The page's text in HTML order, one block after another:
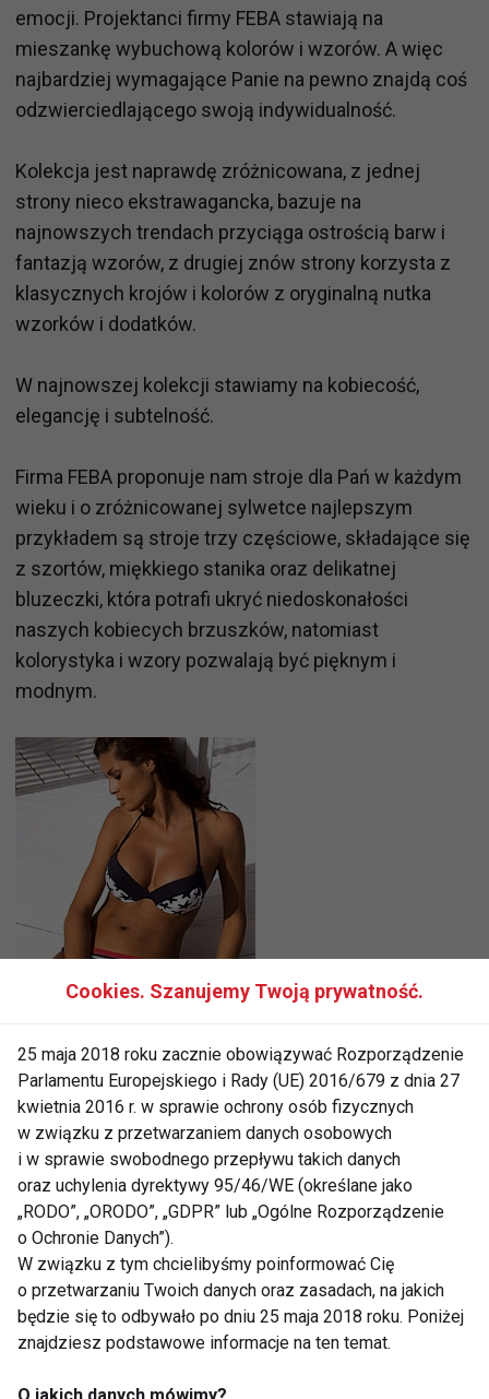
emocji. Projektanci firmy FEBA stawiają na
mieszankę wybuchową kolorów i wzorów. A więc
najbardziej wymagające Panie na pewno znajdą coś
odzwierciedlającego swoją indywidualność.
Kolekcja jest naprawdę zróżnicowana, z jednej
strony nieco ekstrawagancka, bazuje na
najnowszych trendach przyciąga ostrością barw i
fantazją wzorów, z drugiej znów strony korzysta z
klasycznych krojów i kolorów z oryginalną nutka
wzorków i dodatków.
W najnowszej kolekcji stawiamy na kobiecość,
elegancję i subtelność.
Firma FEBA proponuje nam stroje dla Pań w każdym
wieku i o zróżnicowanej sylwetce najlepszym
przykładem są stroje trzy częściowe, składające się
z szortów, miękkiego stanika oraz delikatnej
bluzeczki, która potrafi ukryć niedoskonałości
naszych kobiecych brzuszków, natomiast
kolorystyka i wzory pozwalają być pięknym i
modnym.
Cookies. Szanujemy Twoją prywatność.
25 maja 2018 roku zacznie obowiązywać Rozporządzenie
Parlamentu Europejskiego i Rady (UE) 2016/679 z dnia 27
kwietnia 2016 r. w sprawie ochrony osób fizycznych
w związku z przetwarzaniem danych osobowych
i w sprawie swobodnego przepływu takich danych
oraz uchylenia dyrektywy 95/46/WE (określane jako
„RODO”, „ORODO”, „GDPR” lub „Ogólne Rozporządzenie
o Ochronie Danych”).
W związku z tym chcielibyśmy poinformować Cię
o przetwarzaniu Twoich danych oraz zasadach, na jakich
będzie się to odbywało po dniu 25 maja 2018 roku. Poniżej
znajdziesz podstawowe informacje na ten temat.